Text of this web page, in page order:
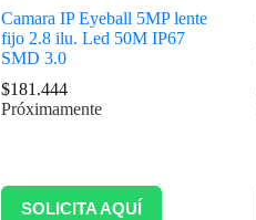
Camara IP Eyeball 5MP lente
fijo 2.8 ilu. Led 50M IP67
SMD 3.0
$181.444
Próximamente
SOLICITA AQUÍ